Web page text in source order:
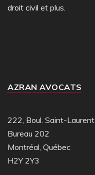
droit civil et plus.
AZRAN AVOCATS
222, Boul. Saint-Laurent
Bureau 202
Montréal, Québec
H2Y 2Y3